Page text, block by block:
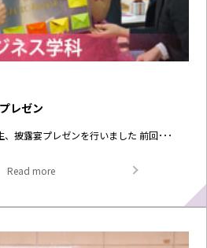
レゼン
披露宴プレゼンを行いました 前回･･･
Read more